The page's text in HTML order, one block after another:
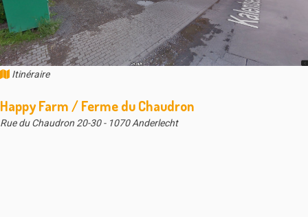
Itinéraire
Happy Farm / Ferme du Chaudron
Rue du Chaudron 20-30 - 1070 Anderlecht